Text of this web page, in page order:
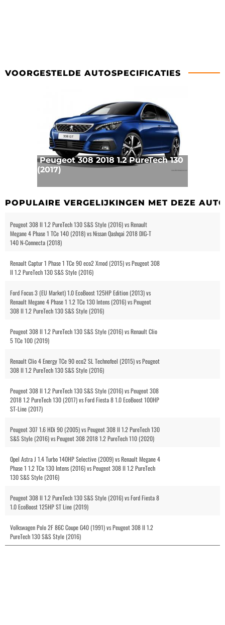
VOORGESTELDE AUTOSPECIFICATIES
Peugeot 308 2018 1.2 PureTech 130
(2017)
POPULAIRE VERGELIJKINGEN MET DEZE
Peugeot 308 II 1.2 PureTech 130 S&S Style (2016) vs Renault
Megane 4 Phase 1 TCe 140 (2018) vs Nissan Qashqai 2018 DIG-T
140 N-Connecta (2018)
Renault Captur 1 Phase 1 TCe 90 eco2 Xmod (2015) vs Peugeot 308
II 1.2 PureTech 130 S&S Style (2016)
Ford Focus 3 (EU Market) 1.0 EcoBoost 125HP Edition (2013) vs
Renault Megane 4 Phase 1 1.2 TCe 130 Intens (2016) vs Peugeot
308 II 1.2 PureTech 130 S&S Style (2016)
Peugeot 308 II 1.2 PureTech 130 S&S Style (2016) vs Renault Clio
5 TCe 100 (2019)
Renault Clio 4 Energy TCe 90 eco2 SL Technofeel (2015) vs Peugeot
308 II 1.2 PureTech 130 S&S Style (2016)
Peugeot 308 II 1.2 PureTech 130 S&S Style (2016) vs Peugeot 308
2018 1.2 PureTech 130 (2017) vs Ford Fiesta 8 1.0 EcoBoost 100HP
ST-Line (2017)
Peugeot 307 1.6 HDi 90 (2005) vs Peugeot 308 II 1.2 PureTech 130
S&S Style (2016) vs Peugeot 308 2018 1.2 PureTech 110 (2020)
Opel Astra J 1.4 Turbo 140HP Selective (2009) vs Renault Megane 4
Phase 1 1.2 TCe 130 Intens (2016) vs Peugeot 308 II 1.2 PureTech
130 S&S Style (2016)
Peugeot 308 II 1.2 PureTech 130 S&S Style (2016) vs Ford Fiesta 8
1.0 EcoBoost 125HP ST Line (2019)
Volkswagen Polo 2F 86C Coupe G40 (1991) vs Peugeot 308 II 1.2
PureTech 130 S&S Style (2016)